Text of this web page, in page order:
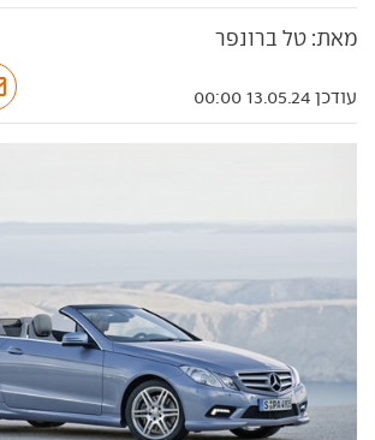
מאת: טל ברונפר
עודכן 13.05.24 00:00